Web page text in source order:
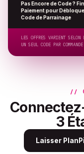
Pas Encore de Code ?
Paiement pour
Code de Parrainage
LES OFFRES VARIENT SELON
UN SEUL CODE PAR COMMANDE
//
3
Laisser